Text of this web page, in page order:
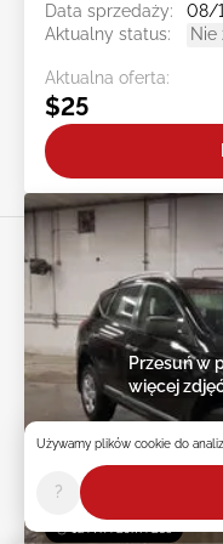
Data sprzedaży:
08/
Aktualny status:
Nie
Aktualna oferta:
$25
1d : 7h : 25m : 20s
Przesuń w
więcej
Używamy plików cookie do
?